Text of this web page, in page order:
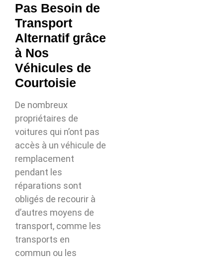
Pas Besoin de
Transport
Alternatif grâce
à Nos
Véhicules de
Courtoisie
De nombreux
propriétaires de
voitures qui n’ont pas
accès à un véhicule de
remplacement
pendant les
réparations sont
obligés de recourir à
d’autres moyens de
transport, comme les
transports en
commun ou les